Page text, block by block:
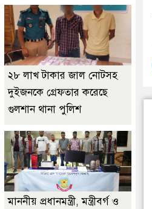
২৮ লাখ টাকার জাল নোটসহ
দুইজনকে গ্রেফতার করেছে
গুলশান থানা পুলিশ
মাননীয় প্রধানমন্ত্রী, মন্ত্রীবর্গ ও